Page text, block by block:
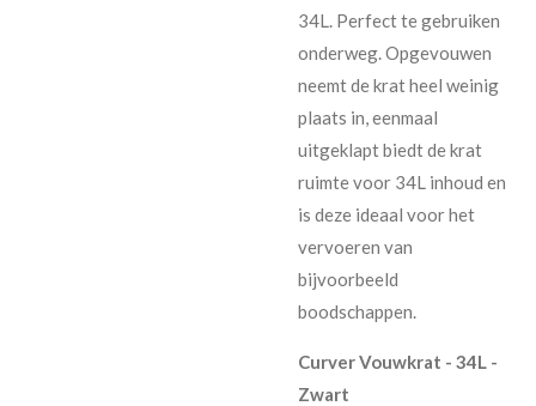
34L. Perfect te gebruiken
onderweg. Opgevouwen
neemt de krat heel weinig
plaats in, eenmaal
uitgeklapt biedt de krat
ruimte voor 34L inhoud en
is deze ideaal voor het
vervoeren van
bijvoorbeeld
boodschappen.
Curver Vouwkrat - 34L -
Zwart